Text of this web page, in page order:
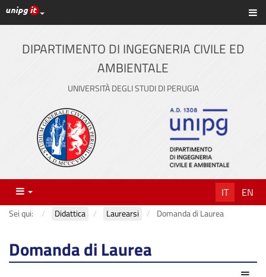
Vai
al
contenuto
principale
Link ai principali servizi web di Ateneo
DIPARTIMENTO DI INGEGNERIA CIVILE ED
AMBIENTALE
UNIVERSITÀ DEGLI STUDI DI PERUGIA
Menu IT EN
Sei qui: Didattica Laurearsi Domanda di Laurea
Domanda di Laurea